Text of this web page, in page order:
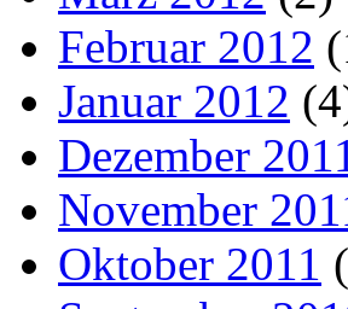
Februar 2012
Januar 2012
Dezember
November
Oktober 2011